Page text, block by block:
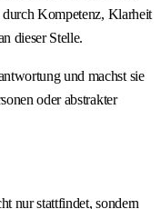
durch Kompetenz, Klarheit
dieser Stelle.
und machst sie
oder abstrakter
nur stattfindet, sondern